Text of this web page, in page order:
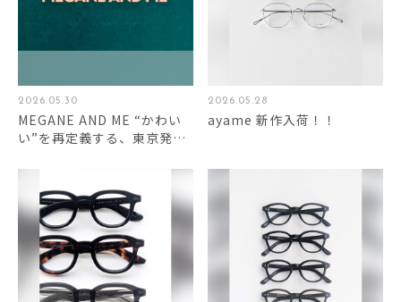
2026.05.30
MEGANE AND ME “かわい
い”を再定義する、東京発ア
2026.05.28
ayame 新作入荷！！